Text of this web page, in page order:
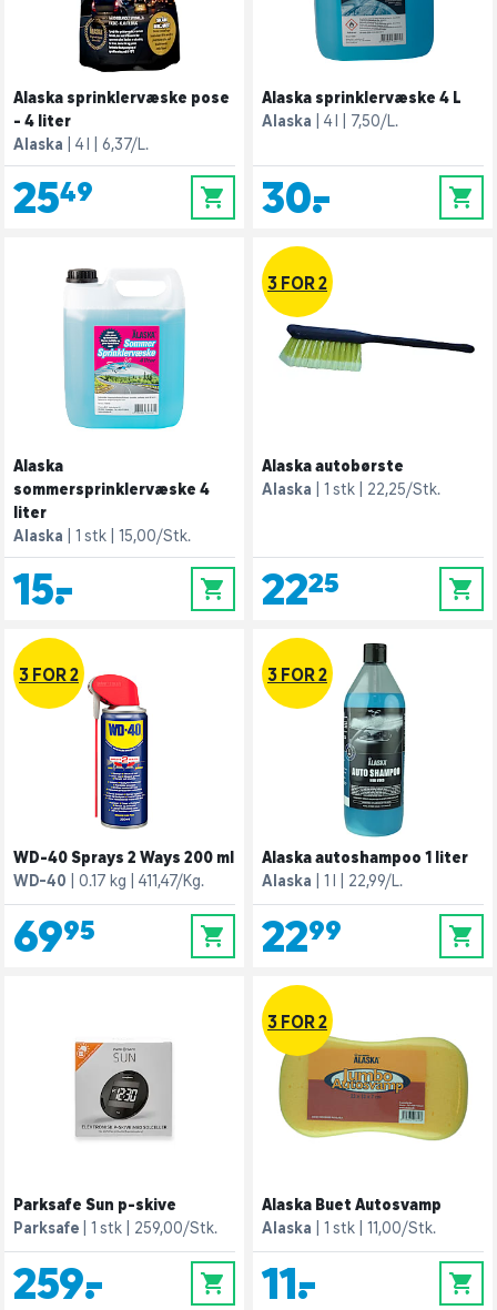
Alaska sprinklervæske pose
- 4 liter
Alaska
4 l 6,37/L.
25,49 0
Alaska sprinklervæske 4 L
Alaska
4 l 7,50/L.
30,- 0
Alaska
sommersprinklervæske 4
liter
Alaska
1 stk 15,00/Stk.
15,- 0
3 FOR 2
Alaska autobørste
Alaska
1 stk 22,25/Stk.
22,25 0
3 FOR 2
WD-40 Sprays 2 Ways 200 ml
WD-40
0.17 kg 411,47/Kg.
69,95 0
3 FOR 2
Alaska autoshampoo 1 liter
Alaska
1 l 22,99/L.
22,99 0
Parksafe Sun p-skive
Parksafe
1 stk 259,00/Stk.
259,- 0
3 FOR 2
Alaska Buet Autosvamp
Alaska
1 stk 11,00/Stk.
11,- 0